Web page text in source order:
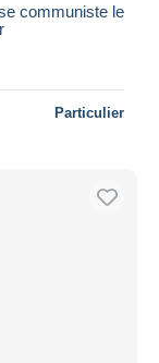
communiste le
Particulier